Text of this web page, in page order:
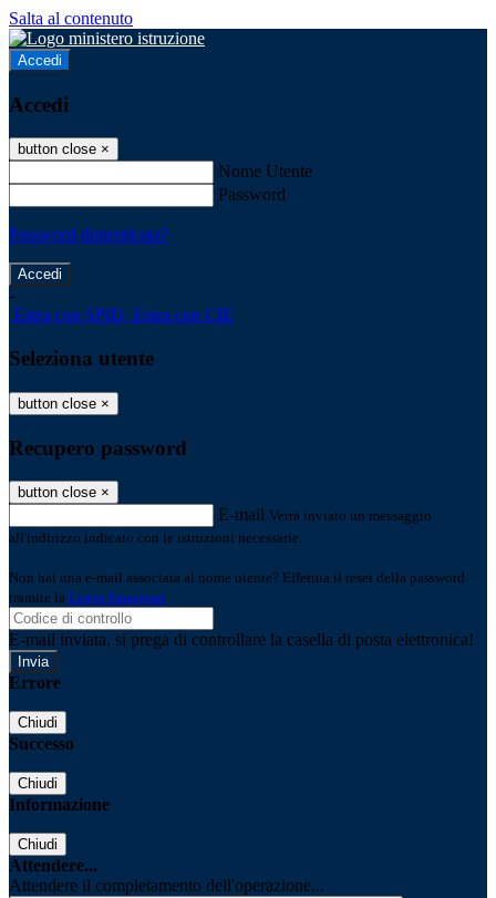
Salta al contenuto
Accedi
Accedi
button close ×
Nome Utente
Password
Password dimenticata?
-
Entra con SPID Entra con CIE
Seleziona utente
button close ×
Recupero password
button close ×
E-mail Verrà inviato un messaggio
all'indirizzo indicato con le istruzioni necessarie.
Non hai una e-mail associata al nome utente? Effettua il reset della password
tramite la Login Spaggiari
E-mail inviata, si prega di controllare la casella di posta elettronica!
Errore
Chiudi
Successo
Chiudi
Informazione
Chiudi
Attendere...
Attendere il completamento dell'operazione...